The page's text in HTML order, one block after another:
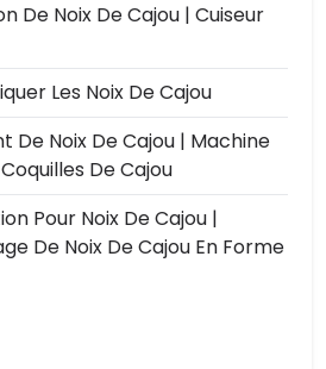
De Noix De Cajou | Cuiseur
Les Noix De Cajou
De Noix De Cajou | Machine
De Cajou
Pour Noix De Cajou |
De Noix De Cajou En Forme